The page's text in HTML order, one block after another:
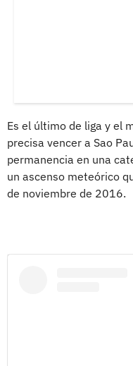
Es el último de liga y el
precisa vencer a Sao
permanencia en una
un ascenso meteórico
de noviembre de 2016.